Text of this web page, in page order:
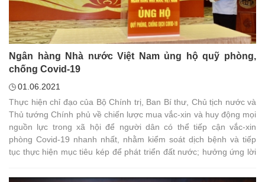
Ngân hàng Nhà nước Việt Nam ủng hộ quỹ phòng,
chống Covid-19
01.06.2021
Thực hiện chỉ đạo của Bộ Chính trị, Ban Bí thư, Chủ tịch nước và
Thủ tướng Chính phủ về chiến lược mua vắc-xin và huy động mọi
nguồn lực trong xã hội để người dân có thể tiếp cận vắc-xin
phòng Covid-19 nhanh nhất, nhằm kiểm soát dịch bệnh và tiếp
tục thực hiện mục tiêu kép để phát triển đất nước; hưởng ứng lời
ương Mặt trận Tổ quốc Việt Nam, Tổng Liên đoàn Lao động Việt